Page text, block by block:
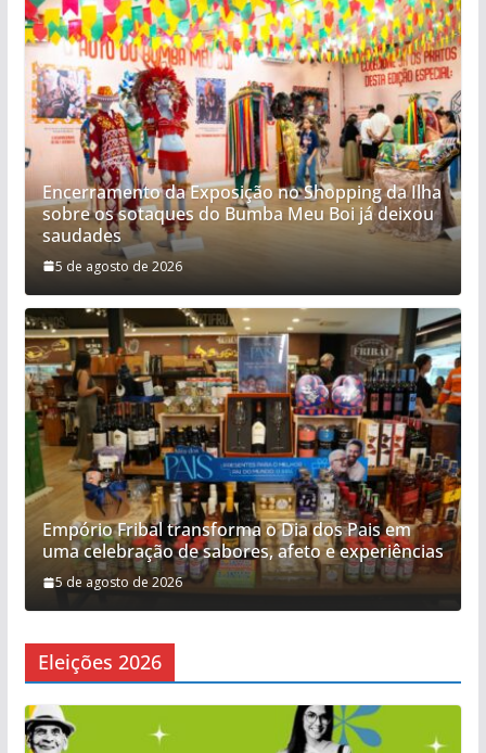
Encerramento da Exposição no Shopping da Ilha
sobre os sotaques do Bumba Meu Boi já deixou
saudades
5 de agosto de 2026
Empório Fribal transforma o Dia dos Pais em
uma celebração de sabores, afeto e experiências
5 de agosto de 2026
Eleições 2026